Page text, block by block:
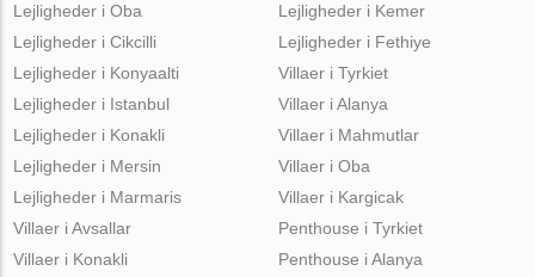
Lejligheder i Oba
Lejligheder i Cikcilli
Lejligheder i Kemer
Lejligheder i Fethiye
Lejligheder i Konyaalti
Lejligheder i Istanbul
Lejligheder i Konakli
Lejligheder i Mersin
Lejligheder i Marmaris
Villaer i Tyrkiet
Villaer i Alanya
Villaer i Mahmutlar
Villaer i Oba
Villaer i Kargicak
Villaer i Avsallar
Villaer i Konakli
Penthouse i Tyrkiet
Penthouse i Alanya